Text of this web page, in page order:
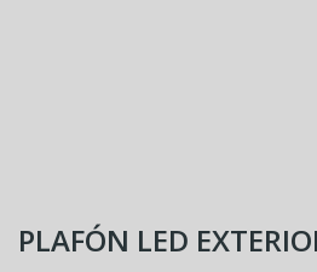
PLAFÓN LED